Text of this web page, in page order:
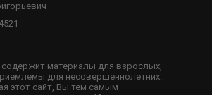
материалы для взрослых,
для несовершеннолетних.
этот сайт, Вы тем самым